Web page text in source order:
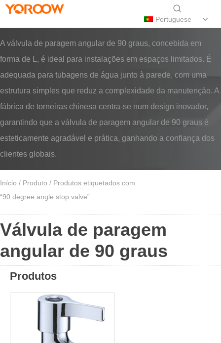
Portuguese
A válvula de paragem angular de 90 graus, concebida em
forma de L, é ideal para instalações em espaços limitados. É
adequada para tubagens de água junto à parede, com uma
estrutura simples que reduz a complexidade da manutenção. A
fábrica de torneiras chinesa centra-se num design inovador,
garantindo que a válvula de paragem angular de 90 graus é
esteticamente agradável e prática, ganhando a confiança dos
clientes globais.
Início / Produto / Produtos etiquetados com
“90 degree angle stop valve”
Válvula de paragem
angular de 90 graus
Produtos